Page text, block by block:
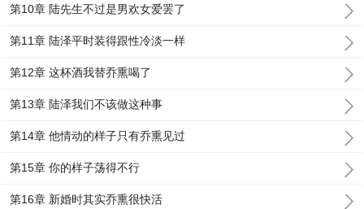
第10章 陆先生不过是男欢女爱罢了
第11章 陆泽平时装得跟性冷淡一样
第12章 这杯酒我替乔熏喝了
第13章 陆泽我们不该做这种事
第14章 他情动的样子只有乔熏见过
第15章 你的样子荡得不行
第16章 新婚时其实乔熏很快活